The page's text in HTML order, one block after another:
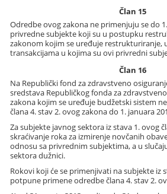
Član 15
Odredbe ovog zakona ne primenjuju se do
privredne subjekte koji su u postupku
zakonom kojim se uređuje restrukturiranje,
transakcijama u kojima su ovi privredni
Član 16
Na Republički fond za zdravstveno
sredstava Republičkog fonda za
zakona kojim se uređuje budžetski sistem
člana 4. stav 2. ovog zakona do 1. januara
Za subjekte javnog sektora iz stava 1. ovog
skraćivanje roka za izmirenje novčanih
odnosu sa privrednim subjektima, a u
sektora dužnici.
Rokovi koji će se primenjivati na subjekte iz
potpune primene odredbe člana 4. stav 2.